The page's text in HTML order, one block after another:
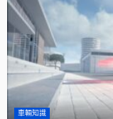
車輛知識